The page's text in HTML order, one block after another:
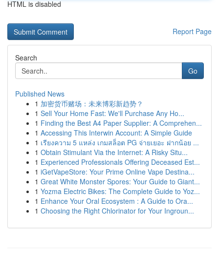
HTML is disabled
Report Page
Search
Go
Published News
1 加密货币赌场：未来博彩新趋势？
1 Sell Your Home Fast: We'll Purchase Any Ho...
1 Finding the Best A4 Paper Supplier: A Comprehen...
1 Accessing This Interwin Account: A Simple Guide
1 เรียงความ 5 แหล่ง เกมสล็อต PG จ่ายเยอะ ฝากน้อย ...
1 Obtain Stimulant Via the Internet: A Risky Situ...
1 Experienced Professionals Offering Deceased Est...
1 iGetVapeStore: Your Prime Online Vape Destina...
1 Great White Monster Spores: Your Guide to Giant...
1 Yozma Electric Bikes: The Complete Guide to Yoz...
1 Enhance Your Oral Ecosystem : A Guide to Ora...
1 Choosing the Right Chlorinator for Your Ingroun...